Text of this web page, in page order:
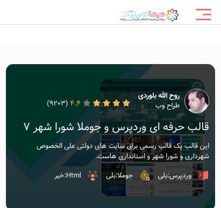
روح الله بلوردی
طراح وب
4.4
(9203)
قالب حرفه ای وردپرس و جوملا شورا شهر ۷
این قالب یک قالب رسمی برای سایت های دولتی علی الخصوص
شهرداری و شورا شهر و استانداری هاست.
وردپرس:بلی
جوملا:بلی Html:خیر